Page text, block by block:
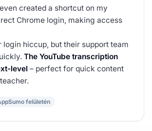
created a shortcut on my
Chrome login, making access
login hiccup, but their support team
The YouTube transcription
level – perfect for quick content
felületén